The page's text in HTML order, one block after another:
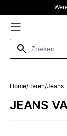
Home/Heren/Jeans
JEANS